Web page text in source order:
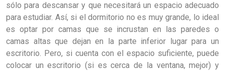
sólo para descansar y que necesitará un espacio adecuado
para estudiar. Así, si el dormitorio no es muy grande, lo ideal
es optar por camas que se incrustan en las paredes o
camas altas que dejan en la parte inferior lugar para un
escritorio. Pero, si cuenta con el espacio suficiente, puede
colocar un escritorio (si es cerca de la ventana, mejor) y